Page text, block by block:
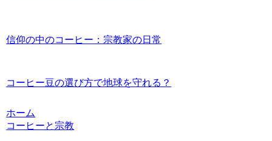
信仰の中のコーヒー：宗教家の日常
コーヒー豆の選び方で地球を守れる？
ホーム
コーヒーと宗教